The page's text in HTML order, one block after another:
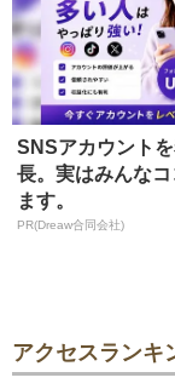
SNSアカウント
長。実はみんな
ます。
PR(Dreaw合同会社)
アクセスランキ